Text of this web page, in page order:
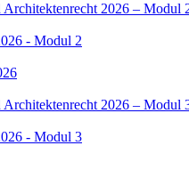
Architektenrecht 2026 – Modul
- Modul 2
Architektenrecht 2026 – Modul
- Modul 3